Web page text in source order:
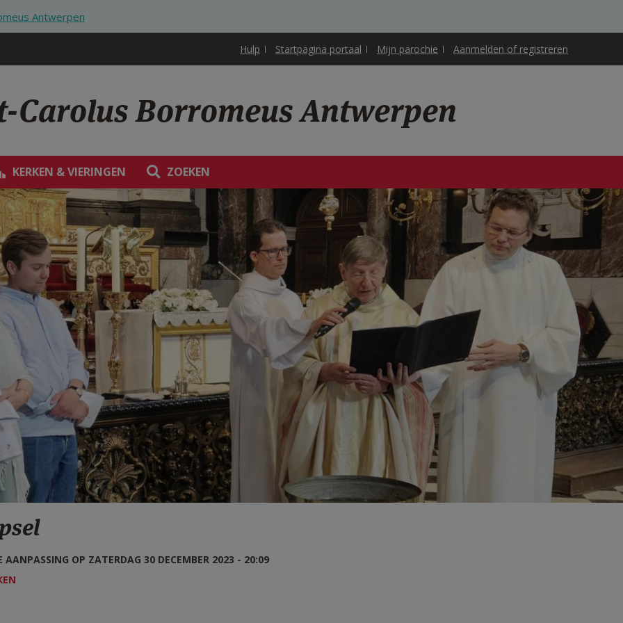
Antwerpen
Hulp Startpagina portaal Mijn parochie Aanmelden of registreren
Carolus Borromeus Antwerpen
KERKEN & VIERINGEN ZOEKEN
AANPASSING OP ZATERDAG 30 DECEMBER 2023 - 20:09